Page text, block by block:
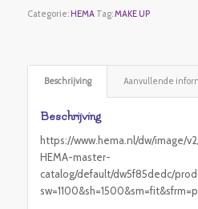
Categorie: HEMA Tag:MAKE UP
Beschrijving Aanvullende
Beschrijving
https://www.hema.nl/dw/image/
HEMA-master-
catalog/default/dw5f85dedc/